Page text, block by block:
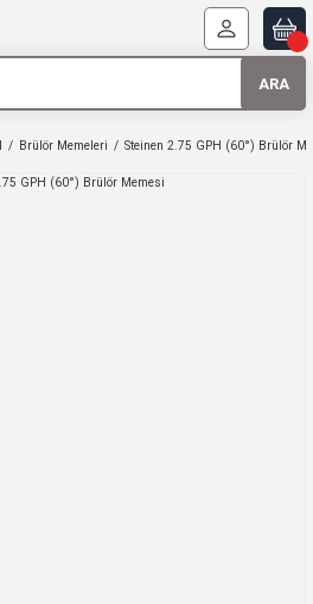
ARA
Brülör Memeleri Steinen 2.75 GPH (60°) Brülör